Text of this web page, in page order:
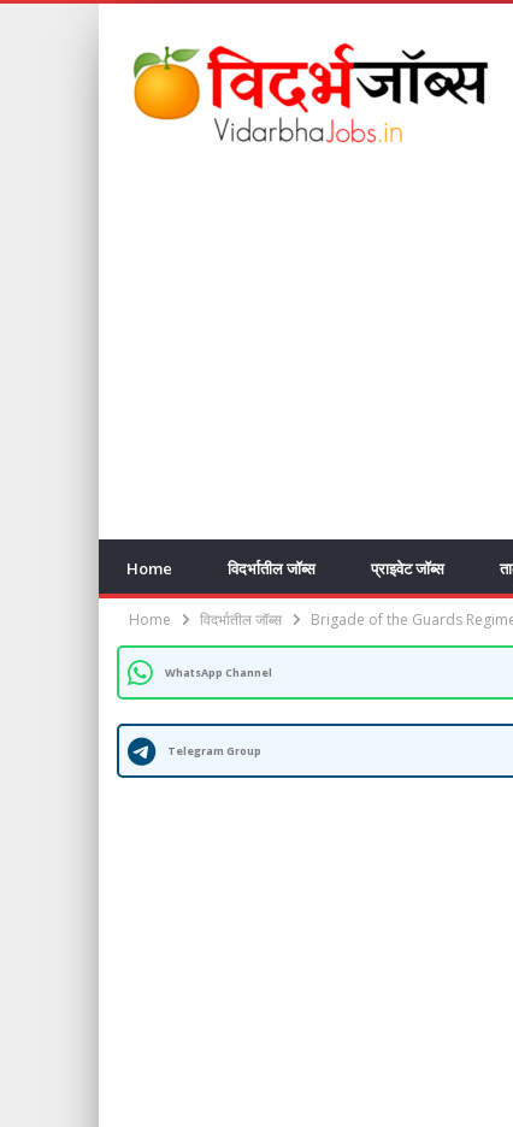
Home विदर्भातील जॉब्स प्राइवेट जॉब्स
Home विदर्भातील जॉब्स Brigade of the Guards
WhatsApp Channel
Telegram Group